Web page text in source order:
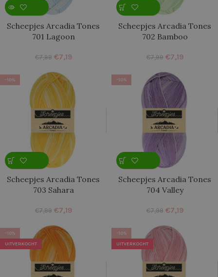
Scheepjes Arcadia Tones
701 Lagoon
€7,99 €7,19
Scheepjes Arcadia Tones
702 Bamboo
€7,99 €7,19
-10%
Scheepjes Arcadia Tones
703 Sahara
€7,99 €7,19
-10%
Scheepjes Arcadia Tones
704 Valley
€7,99 €7,19
-10%
UITVERKOCHT
-10%
UITVERKOCHT